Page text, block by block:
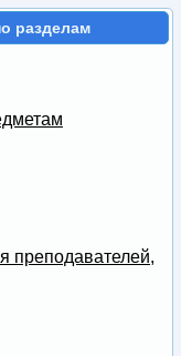
разделам
преподавателей,